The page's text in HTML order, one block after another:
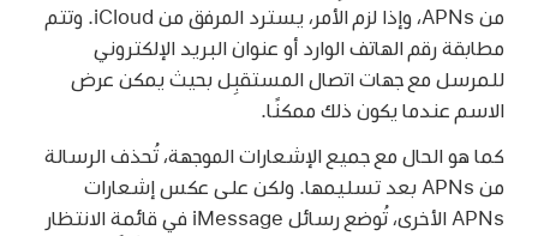
من APNs، وإذا لزم الأمر، يسترد المرفق من iCloud. وتتم
مطابقة رقم الهاتف الوارد أو عنوان البريد الإلكتروني
للمرسل مع جهات اتصال المستقبِل بحيث يمكن عرض
الاسم عندما يكون ذلك ممكنًا.
كما هو الحال مع جميع الإشعارات الموجهة، تُحذف الرسالة
من APNs بعد تسليمها. ولكن على عكس إشعارات
APNs الأخرى، تُوضع رسائل iMessage في قائمة الانتظار